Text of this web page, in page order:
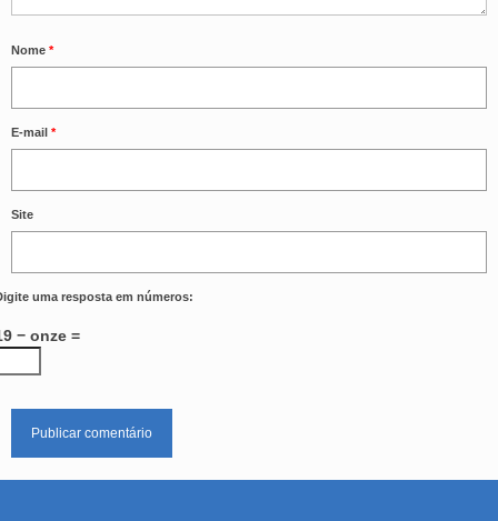
Nome *
E-mail *
Site
uma resposta em números:
− onze =